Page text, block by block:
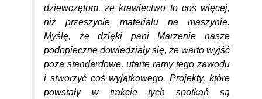
dziewczętom, że krawiectwo to coś więcej,
niż przeszycie materiału na maszynie.
Myślę, że dzięki pani Marzenie nasze
podopieczne dowiedziały się, że warto wyjść
poza standardowe, utarte ramy tego zawodu
i stworzyć coś wyjątkowego. Projekty, które
powstały w trakcie tych spotkań są